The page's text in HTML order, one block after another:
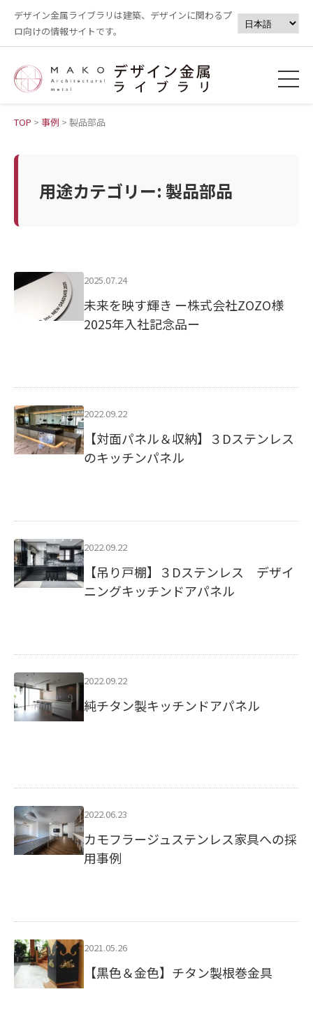
デザイン金属ライブラリは建築、デザインに関わるプ
ロ向けの情報サイトです。
TOP > 事例 > 製品部品
用途カテゴリー: 製品部品
2025.07.24
未来を映す輝き ー株式会社ZOZO様
2025年入社記念品ー
2022.09.22
【対面パネル＆収納】３Dステンレス
のキッチンパネル
2022.09.22
【吊り戸棚】３Dステンレス デザイ
ニングキッチンドアパネル
2022.09.22
純チタン製キッチンドアパネル
2022.06.23
カモフラージュステンレス家具への採
用事例
2021.05.26
【黒色＆金色】チタン製根巻金具